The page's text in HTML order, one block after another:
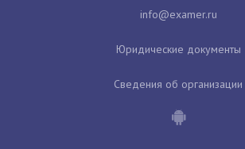
Юридические документы
Сведения об организации